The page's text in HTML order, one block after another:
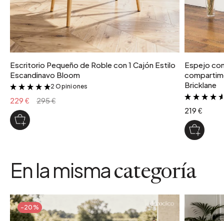
Escritorio Pequeño de Roble con 1 Cajón Estilo
Escandinavo Bloom
&
2 Opiniones
229 € 295 €
Espejo
Bricklane
219 €
En la misma categoría
-20%